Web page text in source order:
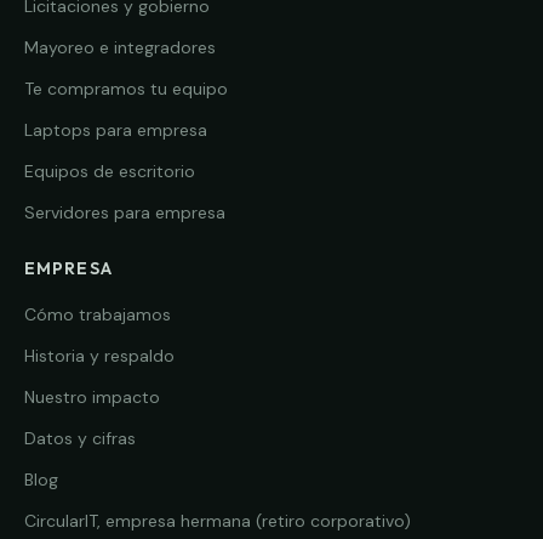
Licitaciones y gobierno
Mayoreo e integradores
Te compramos tu equipo
Laptops para empresa
Equipos de escritorio
Servidores para empresa
EMPRESA
Cómo trabajamos
Historia y respaldo
Nuestro impacto
Datos y cifras
Blog
CircularIT, empresa hermana (retiro corporativo)